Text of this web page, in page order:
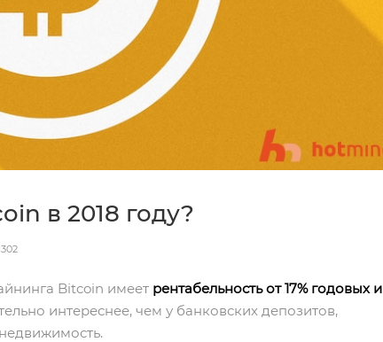
в 2018 году?
Bitcoin имеет рентабельность от 17% годовых и
интереснее, чем у банковских депозитов,